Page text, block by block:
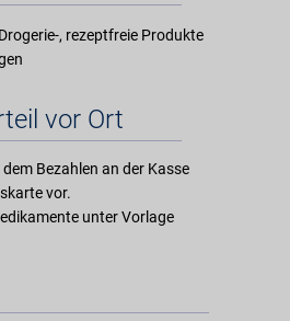
, rezeptfreie Produkte
vor Ort
Bezahlen an der Kasse
vor.
unter Vorlage